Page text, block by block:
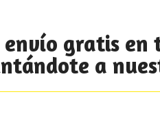
envío gratis en
a